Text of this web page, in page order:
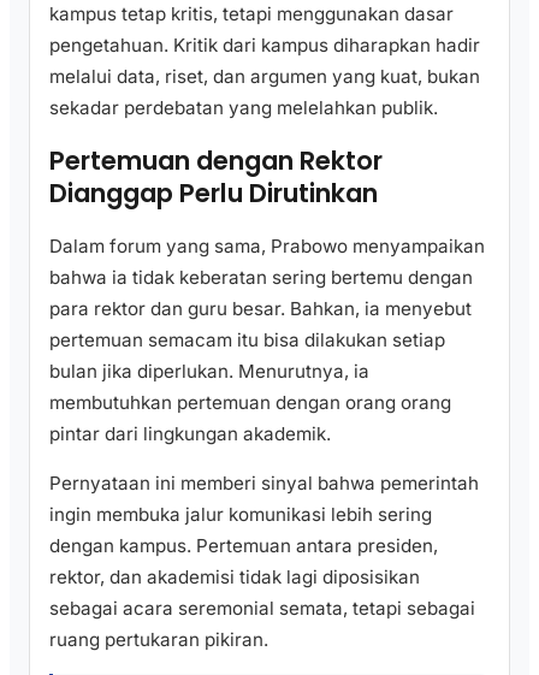
kampus tetap kritis, tetapi menggunakan dasar
pengetahuan. Kritik dari kampus diharapkan hadir
melalui data, riset, dan argumen yang kuat, bukan
sekadar perdebatan yang melelahkan publik.
Pertemuan dengan Rektor
Dianggap Perlu Dirutinkan
Dalam forum yang sama, Prabowo menyampaikan
bahwa ia tidak keberatan sering bertemu dengan
para rektor dan guru besar. Bahkan, ia menyebut
pertemuan semacam itu bisa dilakukan setiap
bulan jika diperlukan. Menurutnya, ia
membutuhkan pertemuan dengan orang orang
pintar dari lingkungan akademik.
Pernyataan ini memberi sinyal bahwa pemerintah
ingin membuka jalur komunikasi lebih sering
dengan kampus. Pertemuan antara presiden,
rektor, dan akademisi tidak lagi diposisikan
sebagai acara seremonial semata, tetapi sebagai
ruang pertukaran pikiran.